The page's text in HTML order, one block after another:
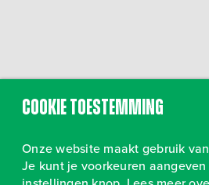
Cookie toestemming
Onze website maakt gebruik
Je kunt je voorkeuren